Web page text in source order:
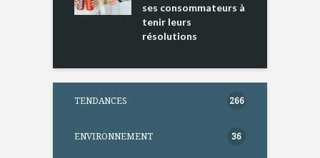
ses consommateurs à
tenir leurs
résolutions
TENDANCES 266
ENVIRONNEMENT 36